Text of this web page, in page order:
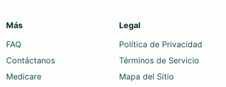
Más
FAQ
Contáctanos
Medicare
Legal
Política de Privacidad
Términos de Servicio
Mapa del Sitio